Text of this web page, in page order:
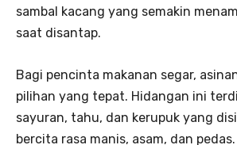
sambal kacang yang semakin
saat disantap.
Bagi pencinta makanan segar,
pilihan yang tepat. Hidangan ini
sayuran, tahu, dan kerupuk yang
bercita rasa manis, asam, dan